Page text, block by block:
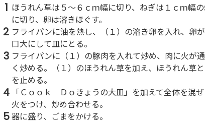
1 ほうれん草は５～６ｃｍ幅に切り、ねぎは１ｃｍ幅
に切り、卵は溶きほぐす。
2 フライパンに油を熱し、（１）の溶き卵を入れ、卵
口大にして皿にとる。
3 フライパンに（１）の豚肉を入れて炒め、肉に火が
く炒める。（１）のほうれん草を加え、ほうれん草
を止める。
4
「Ｃｏｏｋ Ｄｏきょうの大皿」を加えて全体を混
火をつけ、炒め合わせる。
5器に盛り、ごまをかける。